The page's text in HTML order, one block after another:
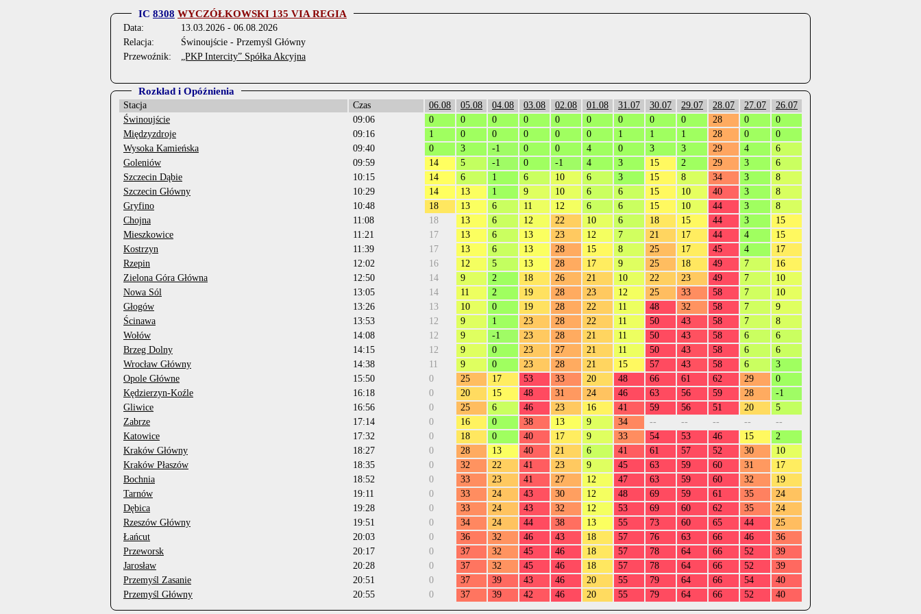
IC 8308 WYCZÓŁKOWSKI 135 VIA REGIA
Data:
13.03.2026 - 06.08.2026
Relacja:
Świnoujście - Przemyśl Główny
Przewoźnik:
„PKP Intercity” Spółka Akcyjna
Rozkład i Opóźnienia
Stacja Czas 06.08 05.08 04.08 03.08 02.08 01.08 31.07 30.07 29.07 28.07 27.07
26.07
Świnoujście
09:06 0 0 0 0 0 0 0 0 0 28 0
0
Międzyzdroje
09:16 1 0 0 0 0 0 1 1 1 28 0
0
Wysoka Kamieńska
09:40 0 3 -1 0 0 4 0 3 3 29 4
6
Goleniów
09:59 14 5 -1 0 -1 4 3 15 2 29 3
6
Szczecin Dąbie
10:15 14 6 1 6 10 6 3 15 8 34 3
8
Szczecin Główny
10:29 14 13 1 9 10 6 6 15 10 40 3
8
Gryfino
10:48 18 13 6 11 12 6 6 15 10 44 3
8
Chojna
11:08 18 13 6 12 22 10 6 18 15 44 3
15
Mieszkowice
11:21 17 13 6 13 23 12 7 21 17 44 4
15
Kostrzyn
11:39 17 13 6 13 28 15 8 25 17 45 4
17
Rzepin
12:02 16 12 5 13 28 17 9 25 18 49 7
16
Zielona Góra Główna
12:50 14 9 2 18 26 21 10 22 23 49 7
10
Nowa Sól
13:05 14 11 2 19 28 23 12 25 33 58 7
10
Głogów
13:26 13 10 0 19 28 22 11 48 32 58 7
9
Ścinawa
13:53 12 9 1 23 28 22 11 50 43 58 7
8
Wołów
14:08 12 9 -1 23 28 21 11 50 43 58 6
6
Brzeg Dolny
14:15 12 9 0 23 27 21 11 50 43 58 6
6
Wrocław Główny
14:38 11 9 0 23 28 21 15 57 43 58 6
3
Opole Główne
15:50 0 25 17 53 33 20 48 66 61 62 29
0
Kędzierzyn-Koźle
16:18 0 20 15 48 31 24 46 63 56 59 28
-1
Gliwice
16:56 0 25 6 46 23 16 41 59 56 51 20
5
Zabrze
17:14 0 16 0 38 13 9 34 -- -- -- --
--
Katowice
17:32 0 18 0 40 17 9 33 54 53 46 15
2
Kraków Główny
18:27 0 28 13 40 21 6 41 61 57 52 30
10
Kraków Płaszów
18:35 0 32 22 41 23 9 45 63 59 60 31
17
Bochnia
18:52 0 33 23 41 27 12 47 63 59 60 32
19
Tarnów
19:11 0 33 24 43 30 12 48 69 59 61 35
24
Dębica
19:28 0 33 24 43 32 12 53 69 60 62 35
24
Rzeszów Główny
19:51 0 34 24 44 38 13 55 73 60 65 44
25
Łańcut
20:03 0 36 32 46 43 18 57 76 63 66 46
36
Przeworsk
20:17 0 37 32 45 46 18 57 78 64 66 52
39
Jarosław
20:28 0 37 32 45 46 18 57 78 64 66 52
39
Przemyśl Zasanie
20:51 0 37 39 43 46 20 55 79 64 66 54
40
Przemyśl Główny
20:55 0 37 39 42 46 20 55 79 64 66 52 40